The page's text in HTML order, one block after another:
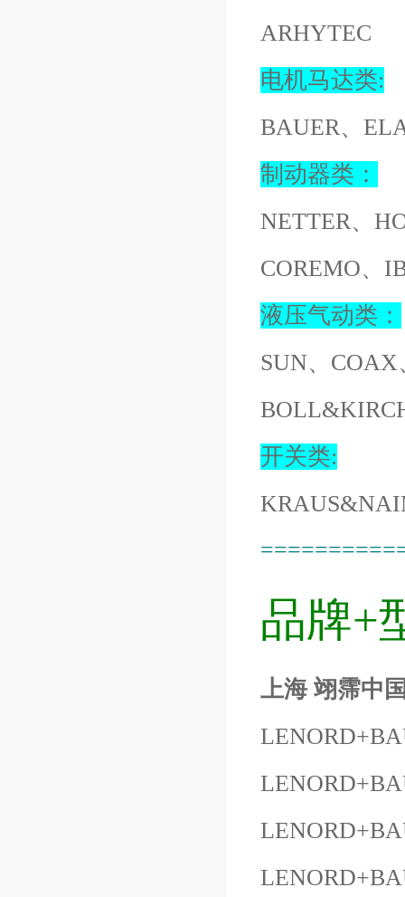
ARHYTEC
电机马达类:
BAUER、
制动器类：
NETTER、
COREMO、
液压气动类：
SUN、
开关类:
品牌+
上海 翊霈中